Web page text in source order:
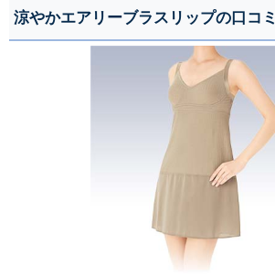
涼やかエアリーブラスリップの口コミ